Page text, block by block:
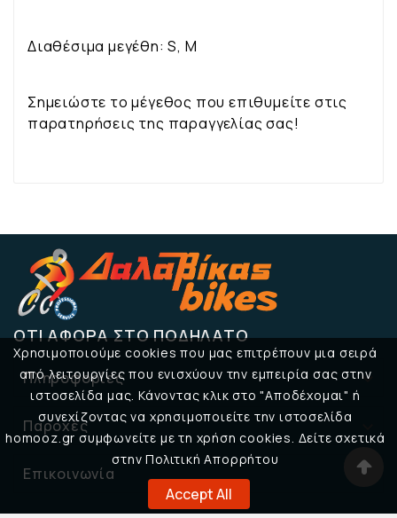
Χρησιμοποιούμε cookies που μας επιτρέπουν μια σειρά
από λειτουργίες που ενισχύουν την εμπειρία σας στην
ιστοσελίδα μας. Κάνοντας κλικ στο "Αποδέχομαι" ή
συνεχίζοντας να χρησιμοποιείτε την ιστοσελίδα
homooz.gr συμφωνείτε με τη χρήση cookies. Δείτε σχετικά
στην Πολιτική Απορρήτου
Accept All
Διαθέσιμα μεγέθη: S, M
Σημειώστε το μέγεθος που επιθυμείτε στις
παρατηρήσεις της παραγγελίας σας!
ΌΤΙ ΑΦΟΡΆ ΣΤΟ ΠΟΔΉΛΑΤΟ
Πληροφορίες 
Παροχές
Επικοινωνία 